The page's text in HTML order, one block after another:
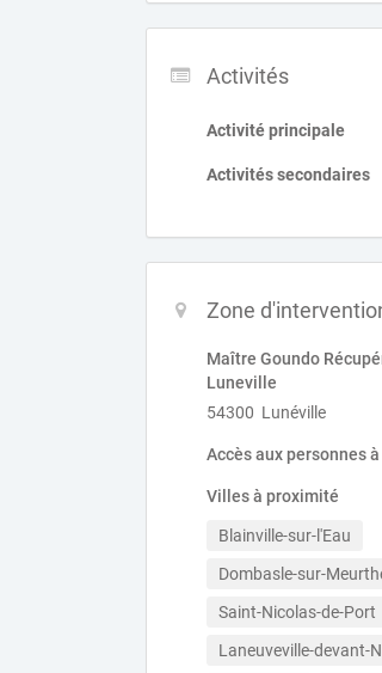
Activités
Activité principale
Activités secondaires
Zone
Maître Goundo
Luneville
54300 Lunéville
Accès aux personnes
Villes à proximité
Blainville-sur-l'Eau
Dombasle-sur-
Saint-Nicolas-de-Port
Laneuveville-devant-